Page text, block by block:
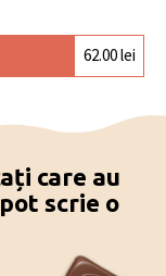
62.00lei
care au
scrie o